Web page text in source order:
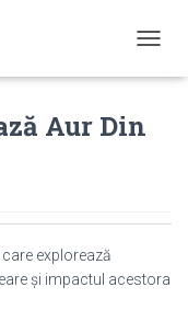
O
V
A
Aur Din
explorează
și impactul acestora